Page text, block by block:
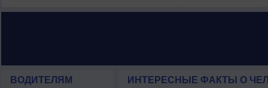
ВОДИТЕЛЯМ ИНТЕРЕСНЫЕ ФАКТЫ О